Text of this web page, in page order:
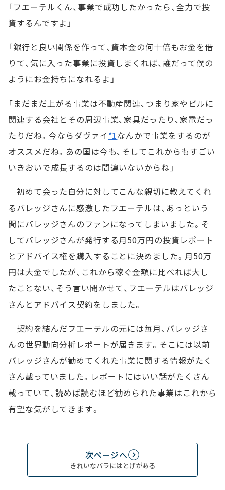
「フエーテルくん、事業で成功したかったら、全力で投
資するんですよ」
「銀行と良い関係を作って、資本金の何十倍もお金を借
りて、気に入った事業に投資しまくれば、誰だって僕の
ようにお金持ちになれるよ」
「まだまだ上がる事業は不動産関連、つまり家やビルに
関連する会社とその周辺事業、家具だったり、家電だっ
たりだね。今ならダヴァイ*1なんかで事業をするのが
オススメだね。あの国は今も、そしてこれからもすごい
いきおいで成長するのは間違いないからね」
初めて会った自分に対してこんな親切に教えてくれ
るバレッジさんに感激したフエーテルは、あっという
間にバレッジさんのファンになってしまいました。そ
してバレッジさんが発行する月50万円の投資レポート
とアドバイス権を購入することに決めました。月50万
円は大金でしたが、これから稼ぐ金額に比べれば大し
たことない、そう言い聞かせて、フエーテルはバレッジ
さんとアドバイス契約をしました。
契約を結んだフエーテルの元には毎月、バレッジさ
んの世界動向分析レポートが届きます。そこには以前
バレッジさんが勧めてくれた事業に関する情報がたく
さん載っていました。レポートにはいい話がたくさん
載っていて、読めば読むほど勧められた事業はこれから
有望な気がしてきます。
次ページへ
きれいなバラにはとげがある